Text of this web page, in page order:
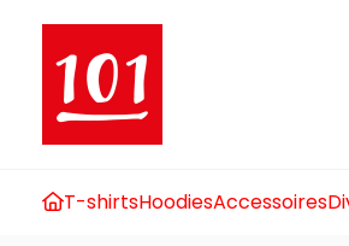
T-shirtsHoodiesAccessoires